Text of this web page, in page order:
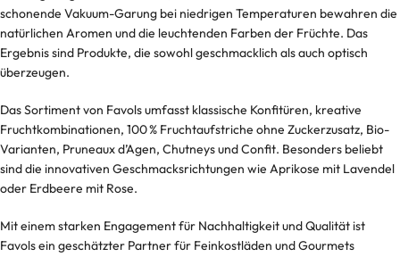
schonende Vakuum-Garung bei niedrigen Temperaturen bewahren die
natürlichen Aromen und die leuchtenden Farben der Früchte. Das
Ergebnis sind Produkte, die sowohl geschmacklich als auch optisch
überzeugen.
Das Sortiment von Favols umfasst klassische Konfitüren, kreative
Fruchtkombinationen, 100 % Fruchtaufstriche ohne Zuckerzusatz, Bio-
Varianten, Pruneaux d’Agen, Chutneys und Confit. Besonders beliebt
sind die innovativen Geschmacksrichtungen wie Aprikose mit Lavendel
oder Erdbeere mit Rose.
Mit einem starken Engagement für Nachhaltigkeit und Qualität ist
Favols ein geschätzter Partner für Feinkostläden und Gourmets